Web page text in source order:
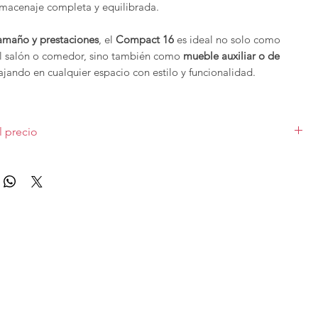
completa y equilibrada.
y prestaciones, elCompact 16 es ideal no solo como
salón o comedor, sino también como mueble auxiliar o de
en cualquier espacio con estilo y funcionalidad.
con nosotros.
precio
diferentes medidas y acabados varían el precio.